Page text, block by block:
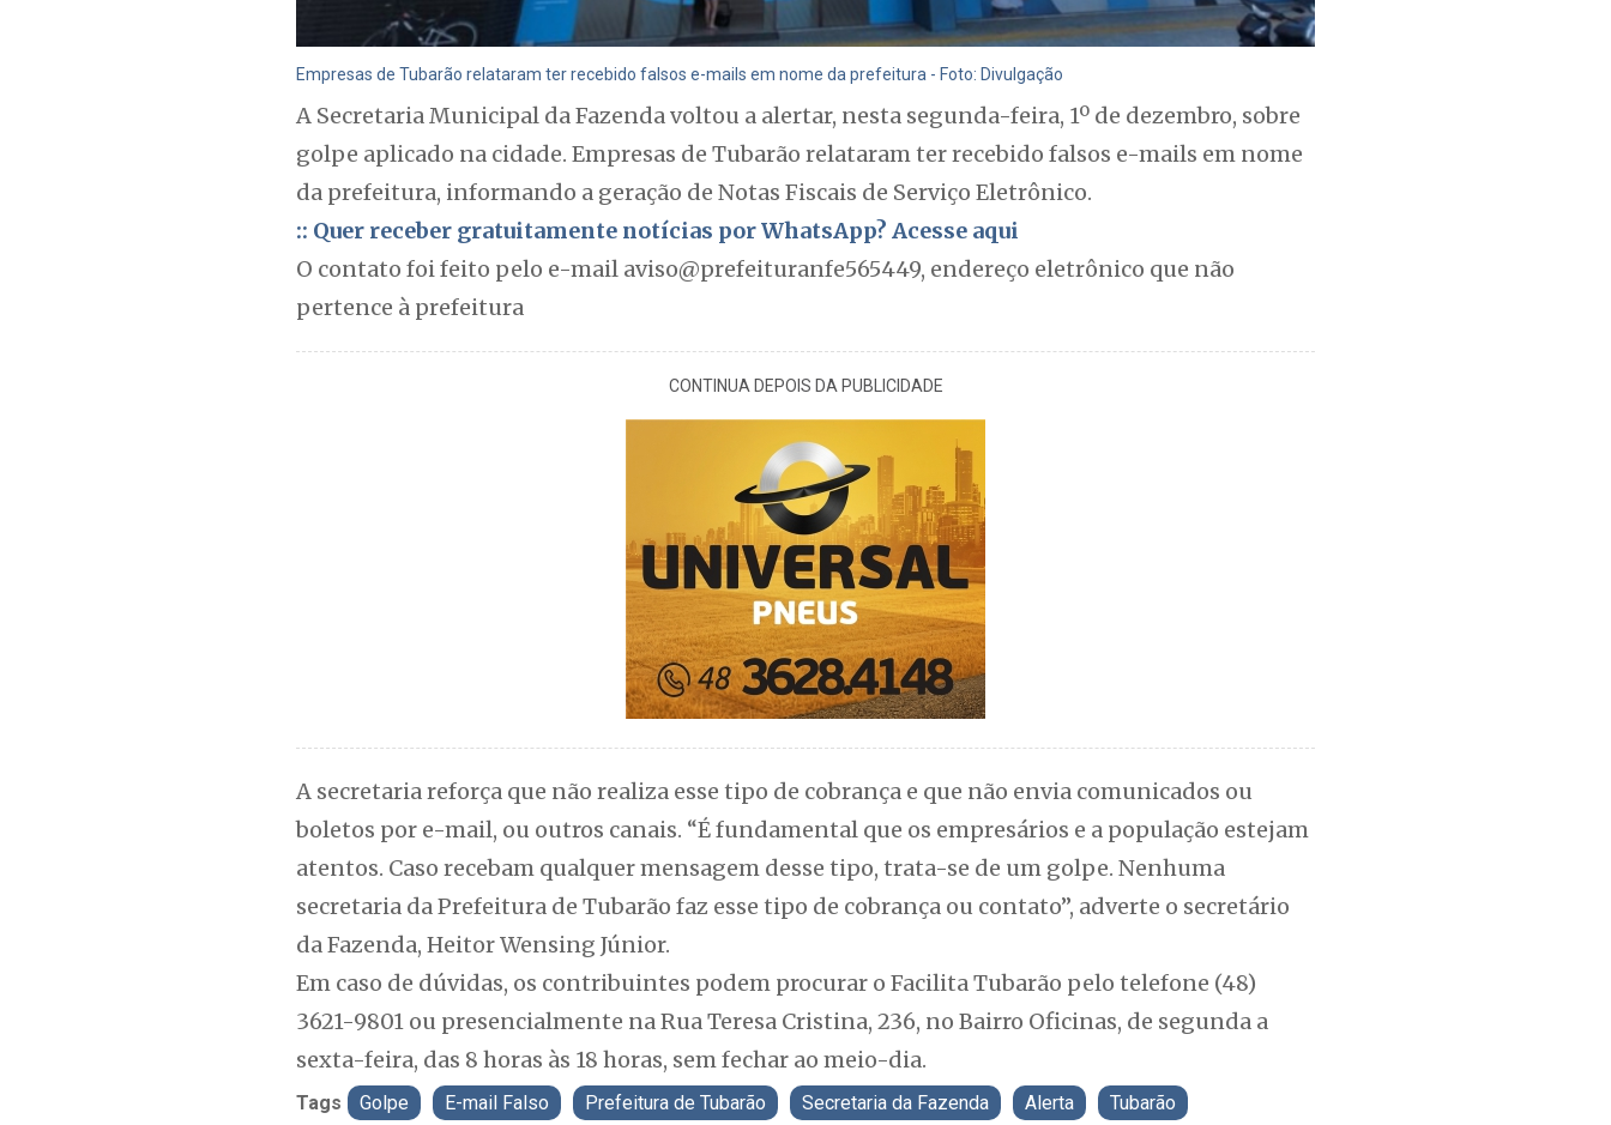
Empresas de Tubarão relataram ter recebido falsos e-mails em nome da prefeitura - Foto: Divulgação
A Secretaria Municipal da Fazenda voltou a alertar, nesta segunda-feira, 1º de dezembro, sobre
golpe aplicado na cidade. Empresas de Tubarão relataram ter recebido falsos e-mails em nome
da prefeitura, informando a geração de Notas Fiscais de Serviço Eletrônico.
:: Quer receber gratuitamente notícias por WhatsApp? Acesse aqui
O contato foi feito pelo e-mail aviso@prefeituranfe565449, endereço eletrônico que não
pertence à prefeitura
CONTINUA DEPOIS DA PUBLICIDADE
A secretaria reforça que não realiza esse tipo de cobrança e que não envia comunicados ou
boletos por e-mail, ou outros canais. “É fundamental que os empresários e a população estejam
atentos. Caso recebam qualquer mensagem desse tipo, trata-se de um golpe. Nenhuma
secretaria da Prefeitura de Tubarão faz esse tipo de cobrança ou contato”, adverte o secretário
da Fazenda, Heitor Wensing Júnior.
Em caso de dúvidas, os contribuintes podem procurar o Facilita Tubarão pelo telefone (48)
3621-9801 ou presencialmente na Rua Teresa Cristina, 236, no Bairro Oficinas, de segunda a
sexta-feira, das 8 horas às 18 horas, sem fechar ao meio-dia.
Tags Golpe E-mail Falso Prefeitura de Tubarão Secretaria da Fazenda Alerta Tubarão